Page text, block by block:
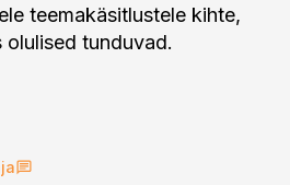
teemakäsitlustele kihte,
olulised tunduvad.